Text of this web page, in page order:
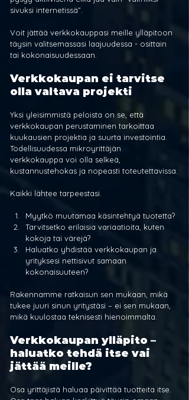
sivuksi internetissä”.
Voit jättää verkkokauppasi meille ylläpitoon
täysin valitsemassasi laajuudessa - osittain
tai kokonaisuudessaan.
Verkkokaupan ei tarvitse
olla valtava projekti
Yksi yleisimmistä peloista on se, että
verkkokaupan perustaminen tarkoittaa
kuukausien projektia ja suurta investointia.
Todellisuudessa mikroyrittäjän
verkkokauppa voi olla selkeä,
kustannustehokas ja nopeasti toteutettavissa.
Kaikki lähtee tarpeestasi.
Myytkö muutamaa käsintehtyä tuotetta?
Tarvitsetko erilaisia variaatioita, kuten
kokoja tai värejä?
Haluatko yhdistää verkkokaupan ja
yrityksesi nettisivut samaan
kokonaisuuteen?
Rakennamme ratkaisun sen mukaan, mikä
tukee juuri sinun yritystäsi – ei sen mukaan,
mikä kuulostaa teknisesti hienoimmalta.
Verkkokaupan ylläpito –
haluatko tehdä itse vai
jättää meille?
Osa yrittäjistä haluaa päivittää tuotteita itse.